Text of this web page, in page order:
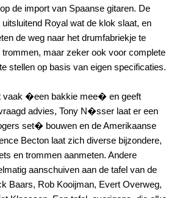
de import van Spaanse gitaren. De
Royal wat de klok slaat, en
de weg naar het drumfabriekje te
trommen, maar zeker ook voor complete
stellen op basis van eigen specificaties.
vaak �een bakkie mee� en geeft
advies, Tony N�sser laat er een
set� bouwen en de Amerikaanse
Becton laat zich diverse bijzondere,
en trommen aanmeten. Andere
aanschuiven aan de tafel van de
Baars, Rob Kooijman, Evert Overweg,